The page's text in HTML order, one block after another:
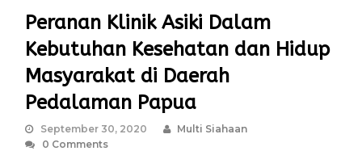
Peranan Klinik Asiki Dalam
Kebutuhan Kesehatan dan Hidup
Masyarakat di Daerah
Pedalaman Papua
September 30, 2020
Multi Siahaan
0 Comments